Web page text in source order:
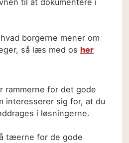
borgerne mener om
så læs med os her
rammerne for det gode
interesserer sig for, at du
i løsningerne.
tæerne for de gode